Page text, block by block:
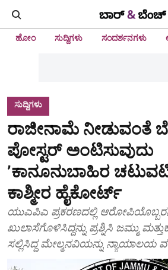
ಹೋಂ ಸುದ್ದಿಗಳು ಸಂದರ್ಶನಗಳು
ಸುದ್ದಿಗಳು
ರಾಜೀನಾಮೆ ನೀಡುವಂತೆ
ಪೋಸ್ಟರ್ ಅಂಟಿಸುವುದು
ʼಕಾನೂನುಬಾಹಿರ
ಕಾಶ್ಮೀರ ಹೈಕೋರ್ಟ್
ಯುಎಪಿಎ ಪ್ರಕರಣದಲ್ಲಿ
ಖುಲಾಸೆಗೊಳಿಸಿದ್ದನ್ನು ಪ್ರಶ್ನಿಸಿ ಜಮ್ಮು ಮತ್ತುಕಾಶ್ಮೀರ
ಸಲ್ಲಿಸಿದ್ದ ಮೇಲ್ಮನವಿಯನ್ನು ನ್ಯಾಯಾಲಯ